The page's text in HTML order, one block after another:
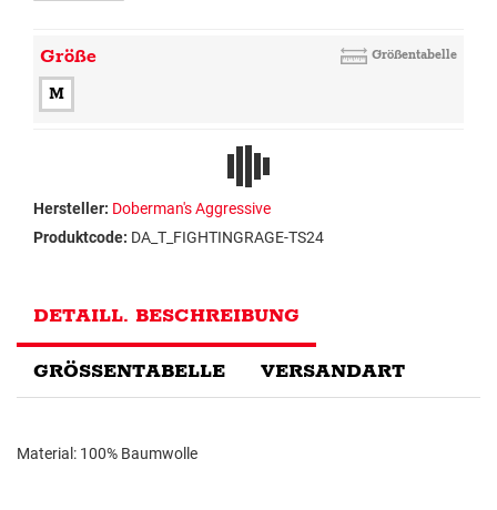
Größe Größentabelle
M
Hersteller: Doberman's Aggressive
Produktcode: DA_T_FIGHTINGRAGE-TS24
DETAILL. BESCHREIBUNG
GRÖSSENTABELLE VERSANDART
Material: 100% Baumwolle